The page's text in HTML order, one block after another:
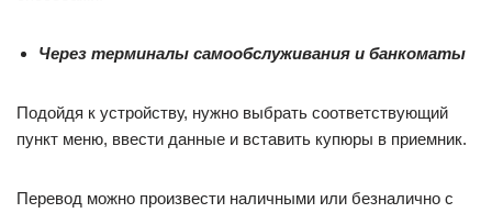
Через терминалы самообслуживания и банкоматы
Подойдя к устройству, нужно выбрать соответствующий
пункт меню, ввести данные и вставить купюры в приемник.
Перевод можно произвести наличными или безналично с